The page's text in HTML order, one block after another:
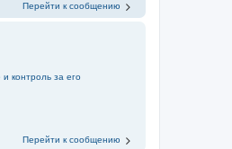
Перейти к сообщению
контроль за его
Перейти к сообщению